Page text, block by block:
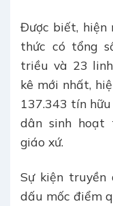
Được biết, hiện
thức có tổng
triều và 23
kê mới nhất,
137.343 tín
dân sinh hoạt
giáo xứ.
Sự kiện truyền
dấu mốc điểm